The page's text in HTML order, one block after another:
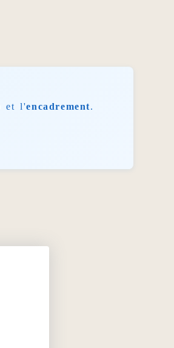
et l'encadrement.